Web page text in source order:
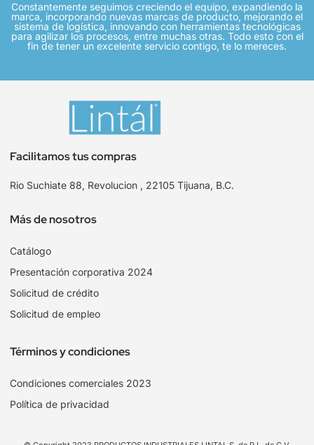
Constantemente seguimos creciendo el equipo, expandiendo la
marca, incorporando nuevas marcas de producto, mejorando el
sistema de logística, innovando con herramientas tecnológicas
para agilizar los procesos, entre muchas otras. Todo esto con el
fin de tener un excelente servicio contigo, te lo mereces.
Facilitamos tus compras
Rio Suchiate 88, Revolucion , 22105 Tijuana, B.C.
Más de nosotros
Catálogo
Presentación corporativa 2024
Solicitud de crédito
Solicitud de empleo
Términos y condiciones
Condiciones comerciales 2023
Política de privacidad